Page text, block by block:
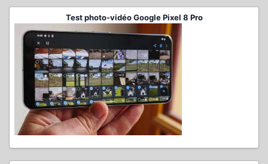
Test photo-vidéo Google Pixel 8 Pro